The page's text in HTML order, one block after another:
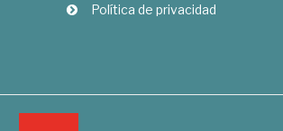
Política de privacidad